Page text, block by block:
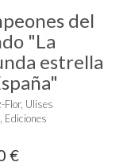
del
"La
estrella
Flor, Ulises
Ediciones
€